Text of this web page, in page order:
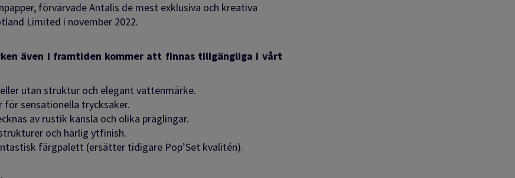
förvärvade Antalis de mest exklusiva och kreativa
Limited i november 2022.
även i framtiden kommer att finnas tillgängliga i vårt
utan struktur och elegant vattenmärke.
för sensationella trycksaker.
av rustik känsla och olika präglingar.
och härlig ytfinish.
färgpalett (ersätter tidigare Pop’Set kvalitén).